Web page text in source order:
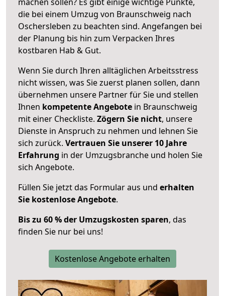
die bei einem Umzug von Braunschweig nach
Oschersleben zu beachten sind. Angefangen bei
der Planung bis hin zum Verpacken Ihres
kostbaren Hab & Gut.
Wenn Sie durch Ihren alltäglichen Arbeitsstress
nicht wissen, was Sie zuerst planen sollen, dann
übernehmen unsere Partner für Sie und stellen
Ihnen kompetente Angebote in Braunschweig
mit einer Checkliste. Zögern Sie nicht, unsere
Dienste in Anspruch zu nehmen und lehnen Sie
sich zurück. Vertrauen Sie unserer 10 Jahre
Erfahrung in der Umzugsbranche und holen Sie
sich Angebote.
Füllen Sie jetzt das Formular aus und erhalten
Sie kostenlose Angebote.
Bis zu 60 % der Umzugskosten sparen, das
finden Sie nur bei uns!
Kostenlose Angebote erhalten